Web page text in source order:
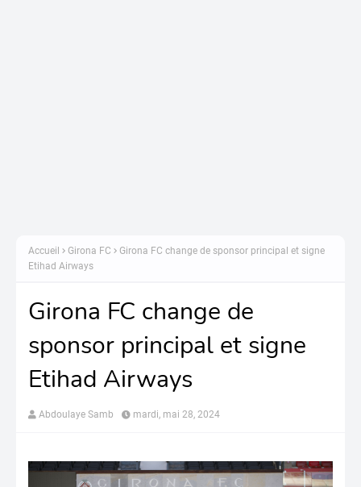
Accueil Girona FC
Girona FC change de sponsor principal et signe
Etihad Airways
Girona FC change de
sponsor principal et signe
Etihad Airways
Abdoulaye Samb mardi, mai 28, 2024